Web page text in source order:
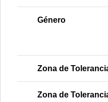
Género
Zona de
Zona de